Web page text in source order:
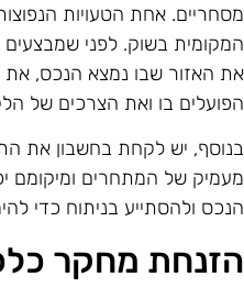
אחת הטעויות
בשוק. לפני שמבצעים
האזור שבו נמצא הנכס, את
בו ואת הצרכים של
יש לקחת בחשבון את
של המתחרים ומיקומם
ולהסתייע בניתוח כדי
מחקר